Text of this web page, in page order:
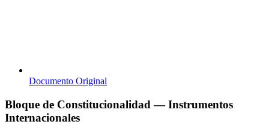
Documento Original
Bloque de Constitucionalidad — Instrumentos
Internacionales